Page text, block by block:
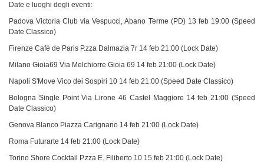
Date e luoghi degli eventi:
Padova Victoria Club via Vespucci, Abano Terme (PD) 13 feb 19:00 (Speed
Date Classico)
Firenze Café de Paris P.zza Dalmazia 7r 14 feb 21:00 (Lock Date)
Milano Gioia69 Via Melchiorre Gioia 69 14 feb 21:00 (Lock Date)
Napoli S'Move Vico dei Sospiri 10 14 feb 21:00 (Speed Date Classico)
Bologna Single Point Via Lirone 46 Castel Maggiore 14 feb 21:00 (Speed
Date Classico)
Genova Blanco Piazza Carignano 14 feb 21:00 (Lock Date)
Roma Futurarte 14 feb 21:00 (Lock Date)
Torino Shore Cocktail P.zza E. Filiberto 10 15 feb 21:00 (Lock Date)